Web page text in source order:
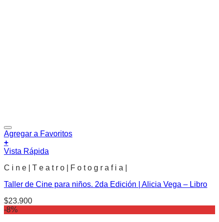
Agregar a Favoritos
+
Vista Rápida
C i n e | T e a t r o | F o t o g r a f i a |
Taller de Cine para niños. 2da Edición | Alicia Vega – Libro
$23.900
-8%